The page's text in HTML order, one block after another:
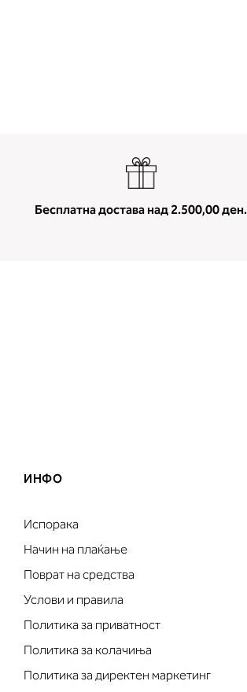
Бесплатна достава над 2.500,00 ден.
ИНФО
Испорака
Начин на плаќање
Поврат на средства
Услови и правила
Политика за приватност
Политика за колачиња
Политика за директен маркетинг